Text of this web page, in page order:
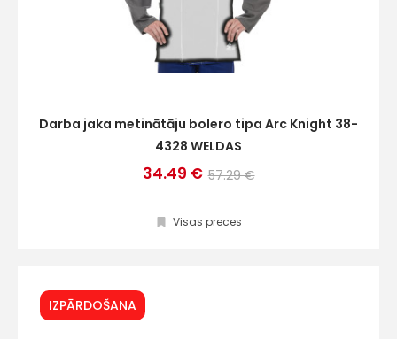
Darba jaka metinātāju bolero tipa Arc Knight 38-
4328 WELDAS
34.49 € 57.29 €
Visas preces
IZPĀRDOŠANA